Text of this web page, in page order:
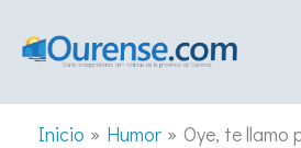
Inicio Humor Oye, te llamo